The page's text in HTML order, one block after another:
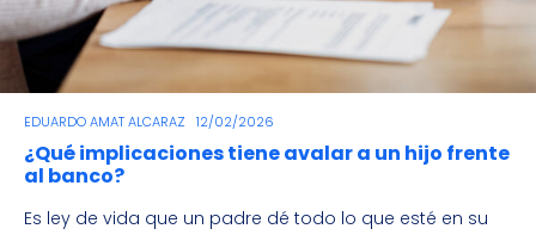
EDUARDO AMAT ALCARAZ 12/02/2026
¿Qué implicaciones tiene avalar a un hijo frente
al banco?
Es ley de vida que un padre dé todo lo que esté en su